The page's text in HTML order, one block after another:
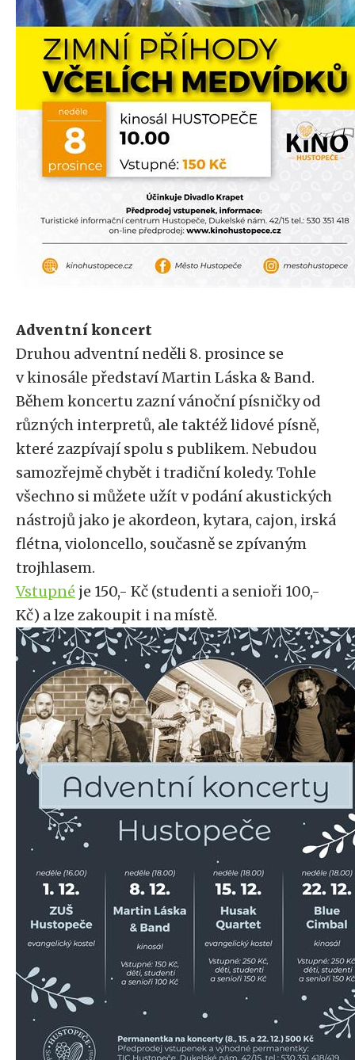
Adventní koncert
Druhou adventní neděli 8. prosince se
v kinosále představí Martin Láska & Band.
Během koncertu zazní vánoční písničky od
různých interpretů, ale taktéž lidové písně,
které zazpívají spolu s publikem. Nebudou
samozřejmě chybět i tradiční koledy. Tohle
všechno si můžete užít v podání akustických
nástrojů jako je akordeon, kytara, cajon, irská
flétna, violoncello, současně se zpívaným
trojhlasem.
Vstupné je 150,- Kč (studenti a senioři 100,-
Kč) a lze zakoupit i na místě.